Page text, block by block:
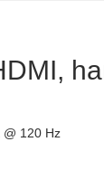
120 Hz